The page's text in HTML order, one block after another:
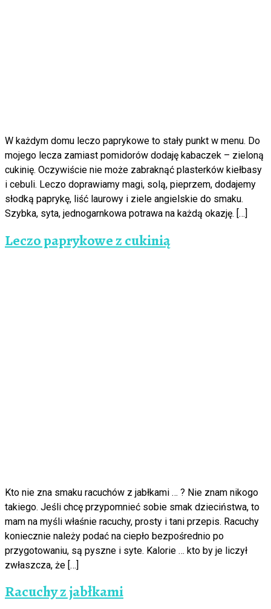
W każdym domu leczo paprykowe to stały punkt w menu. Do
mojego lecza zamiast pomidorów dodaję kabaczek – zieloną
cukinię. Oczywiście nie może zabraknąć plasterków kiełbasy
i cebuli. Leczo doprawiamy magi, solą, pieprzem, dodajemy
słodką paprykę, liść laurowy i ziele angielskie do smaku.
Szybka, syta, jednogarnkowa potrawa na każdą okazję. […]
Leczo paprykowe z cukinią
Kto nie zna smaku racuchów z jabłkami … ? Nie znam nikogo
takiego. Jeśli chcę przypomnieć sobie smak dzieciństwa, to
mam na myśli właśnie racuchy, prosty i tani przepis. Racuchy
koniecznie należy podać na ciepło bezpośrednio po
przygotowaniu, są pyszne i syte. Kalorie … kto by je liczył
zwłaszcza, że […]
Racuchy z jabłkami